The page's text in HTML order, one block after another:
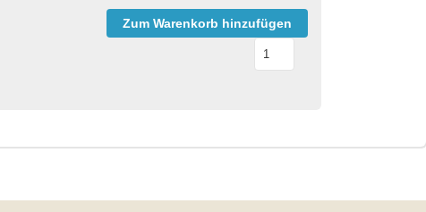
Zum Warenkorb hinzufügen